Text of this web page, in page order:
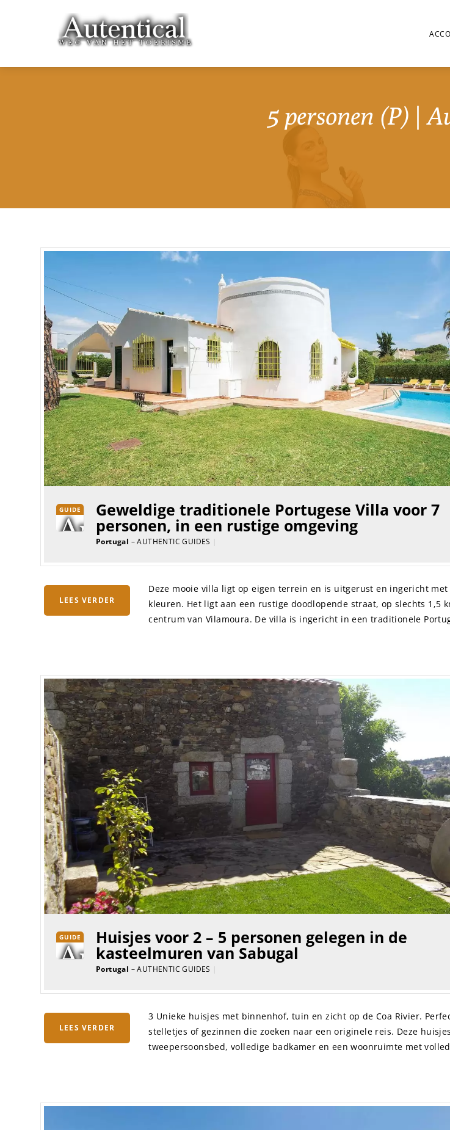
5 personen (P) |
GUIDE Geweldige traditionele Portugese Villa voor 7
personen, in een rustige omgeving
Portugal – AUTHENTIC GUIDES |
LEES VERDER
Deze mooie villa ligt op eigen terrein en is uitgerust en ingericht
kleuren. Het ligt aan een rustige doodlopende straat, op slechts 1,5
centrum van Vilamoura. De villa is ingericht in een traditionele
GUIDE Huisjes voor 2 – 5 personen gelegen in de
kasteelmuren van Sabugal
Portugal – AUTHENTIC GUIDES |
LEES VERDER
3 Unieke huisjes met binnenhof, tuin en zicht op de Coa Rivier.
stelletjes of gezinnen die zoeken naar een originele reis. Deze
tweepersoonsbed, volledige badkamer en een woonruimte met